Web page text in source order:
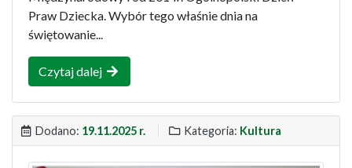
Praw Dziecka. Wybór tego właśnie dnia na
świętowanie...
Czytaj dalej
Dodano: 19.11.2025 r. Kategoria: Kultura